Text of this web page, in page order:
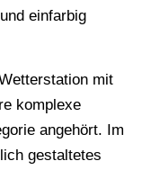
einfarbig
mit
komplexe
angehört. Im
gestaltetes